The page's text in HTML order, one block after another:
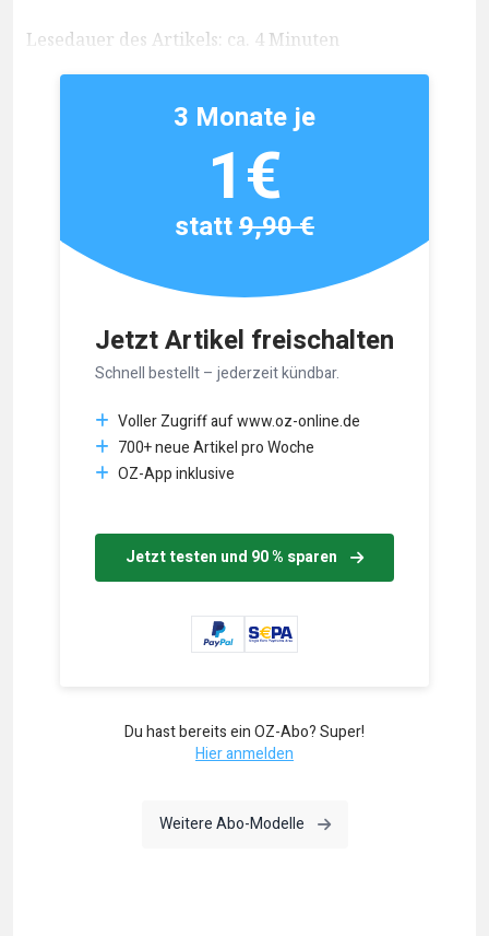
Lesedauer des Artikels: ca. 4 Minuten
Jetzt Artikel freischalten
Schnell bestellt – jederzeit kündbar.
Voller Zugriff auf www.oz-online.de
700+ neue Artikel pro Woche
OZ-App inklusive
Jetzt testen und 90 % sparen
3 Monate je
1€
statt9,90 €
Du hast bereits ein OZ-Abo? Super!
Hier anmelden
Weitere Abo-Modelle